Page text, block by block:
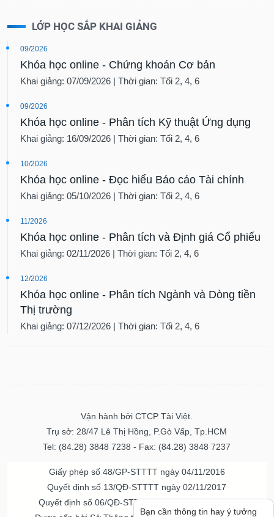
LỚP HỌC SẮP KHAI GIẢNG
09/2026
Khóa học online - Chứng khoán Cơ bản
Khai giảng: 07/09/2026 | Thời gian: Tối 2, 4, 6
09/2026
Khóa học online - Phân tích Kỹ thuật Ứng dụng
Khai giảng: 16/09/2026 | Thời gian: Tối 2, 4, 6
10/2026
Khóa học online - Đọc hiểu Báo cáo Tài chính
Khai giảng: 05/10/2026 | Thời gian: Tối 2, 4, 6
11/2026
Khóa học online - Phân tích và Định giá Cổ phiếu
Khai giảng: 02/11/2026 | Thời gian: Tối 2, 4, 6
12/2026
Khóa học online - Phân tích Ngành và Dòng tiền
Thị trường
Khai giảng: 07/12/2026 | Thời gian: Tối 2, 4, 6
Vận hành bởi CTCP Tài Việt.
Trụ sở: 28/47 Lê Thị Hồng, P.Gò Vấp, Tp.HCM
Tel: (84.28) 3848 7238 - Fax: (84.28) 3848 7237
Giấy phép số 48/GP-STTTT ngày 04/11/2016
Quyết định số 13/QĐ-STTTT ngày 02/11/2017
Quyết định số 06/QĐ-STTTT-ICP ngày 20/07/2023
Bạn cần thông tin hay ý tưởng